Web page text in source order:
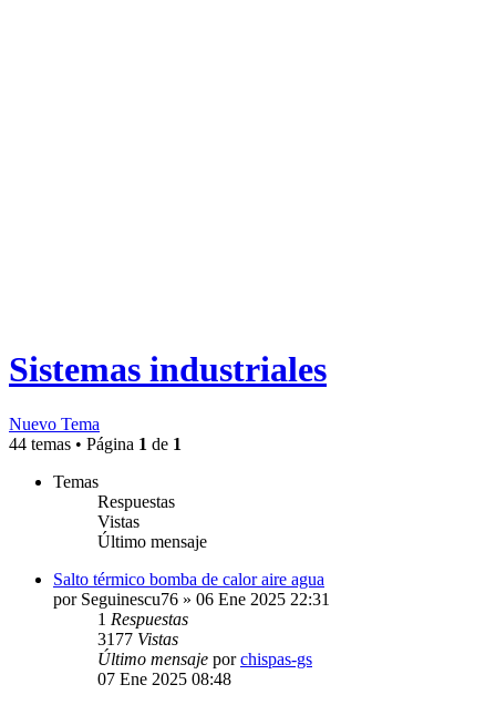
Sistemas industriales
Nuevo Tema
44 temas • Página 1 de 1
Temas
Respuestas
Vistas
Último mensaje
Salto térmico bomba de calor aire agua
por Seguinescu76 » 06 Ene 2025 22:31
1 Respuestas
3177 Vistas
Último mensaje porchispas-gs
07 Ene 2025 08:48